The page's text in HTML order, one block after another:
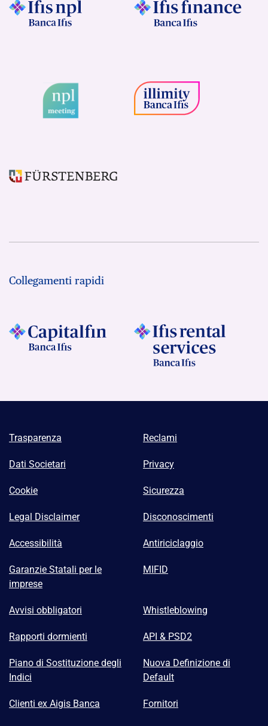
Collegamenti rapidi
Trasparenza Reclami
Dati Societari Privacy
Cookie Sicurezza
Legal Disclaimer Disconoscimenti
Accessibilità Antiriciclaggio
Garanzie Statali per le
imprese
MIFID
Avvisi obbligatori Whistleblowing
Rapporti dormienti API & PSD2
Piano di Sostituzione degli
Indici
Nuova Definizione di
Default
Clienti ex Aigis Banca Fornitori